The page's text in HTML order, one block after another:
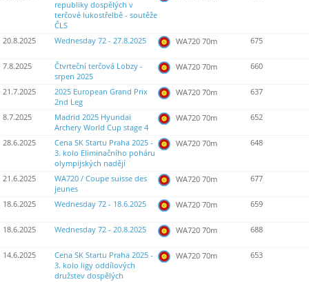
republiky dospělých v
terčové lukostřelbě - soutěže
ČLS
20.8.2025 Wednesday 72 - 27.8.2025 WA720 70m 675
7.8.2025
Čtvrteční terčová Lobzy -
srpen 2025
WA720 70m 660
21.7.2025
2025 European Grand Prix
2nd Leg
WA720 70m 637
8.7.2025
Madrid 2025 Hyundai
Archery World Cup stage 4
WA720 70m 652
28.6.2025
Cena SK Startu Praha 2025 -
3. kolo Eliminačního poháru
olympijských nadějí
WA720 70m 648
21.6.2025
WA720 / Coupe suisse des
jeunes
WA720 70m 677
18.6.2025 Wednesday 72 - 18.6.2025 WA720 70m 659
18.6.2025 Wednesday 72 - 20.8.2025 WA720 70m 688
14.6.2025
Cena SK Startu Praha 2025 -
3. kolo ligy oddílových
družstev dospělých
WA720 70m 653